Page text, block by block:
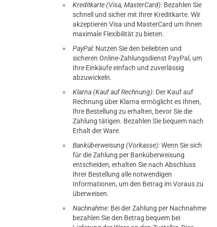
Kreditkarte (Visa, MasterCard): Bezahlen Sie
schnell und sicher mit Ihrer Kreditkarte. Wir
akzeptieren Visa und MasterCard um Ihnen
maximale Flexibilität zu bieten.
PayPal: Nutzen Sie den beliebten und
sicheren Online-Zahlungsdienst PayPal, um
Ihre Einkäufe einfach und zuverlässig
abzuwickeln.
Klarna (Kauf auf Rechnung): Der Kauf auf
Rechnung über Klarna ermöglicht es Ihnen,
Ihre Bestellung zu erhalten, bevor Sie die
Zahlung tätigen. Bezahlen Sie bequem nach
Erhalt der Ware.
Banküberweisung (Vorkasse):Wenn Sie sich
für die Zahlung per Banküberweisung
entscheiden, erhalten Sie nach Abschluss
Ihrer Bestellung alle notwendigen
Informationen, um den Betrag im Voraus zu
überweisen.
Nachnahme: Bei der Zahlung per Nachnahme
bezahlen Sie den Betrag bequem bei